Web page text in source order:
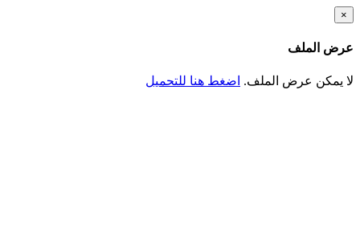
تجاوز
المحتوى
الرئيسي
×
عرض الملف
لا يمكن عرض الملف. اضغط هنا للتحميل